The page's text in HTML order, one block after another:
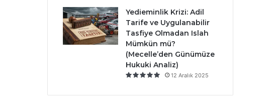
Yedieminlik Krizi: Adil
Tarife ve Uygulanabilir
Tasfiye Olmadan Islah
Mümkün mü?
(Mecelle’den Günümüze
Hukuki Analiz)
12 Aralık 2025